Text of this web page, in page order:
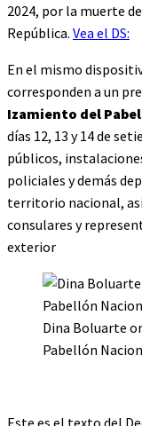
2024, por la muerte
República. Vea el DS:
En el mismo
corresponden a un
Izamiento del
días 12, 13 y 14 de
públicos,
policiales y demás
territorio nacional,
consulares y
exterior
Dina Boluarte
Pabellón
Este es el texto del